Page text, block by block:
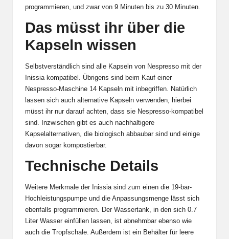
programmieren, und zwar von 9 Minuten bis zu 30 Minuten.
Das müsst ihr über die
Kapseln wissen
Selbstverständlich sind alle Kapseln von Nespresso mit der
Inissia kompatibel. Übrigens sind beim Kauf einer
Nespresso-Maschine 14 Kapseln mit inbegriffen. Natürlich
lassen sich auch alternative Kapseln verwenden, hierbei
müsst ihr nur darauf achten, dass sie Nespresso-kompatibel
sind. Inzwischen gibt es auch nachhaltigere
Kapselalternativen, die biologisch abbaubar sind und einige
davon sogar kompostierbar.
Technische Details
Weitere Merkmale der Inissia sind zum einen die 19-bar-
Hochleistungspumpe und die Anpassungsmenge lässt sich
ebenfalls programmieren. Der Wassertank, in den sich 0.7
Liter Wasser einfüllen lassen, ist abnehmbar ebenso wie
auch die Tropfschale. Außerdem ist ein Behälter für leere